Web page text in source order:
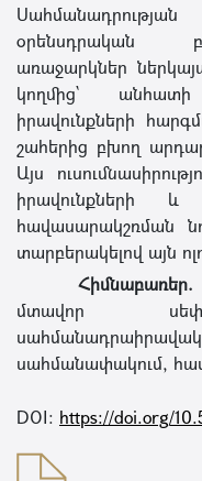
օրենսդրական
առաջարկներ
կողմից`
իրավունքների
շահերից բխող
Այս
իրավունքների և
հավասարակշռման
տարբերակելով այն
Հիմնաբառեր.
մտավոր
սահմանափակում,
DOI: https://doi.org/